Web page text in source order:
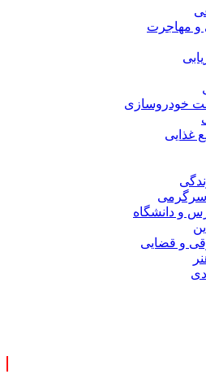
مهاجرت
خودروسازی
غذایی
و دانشگاه
و قضایی